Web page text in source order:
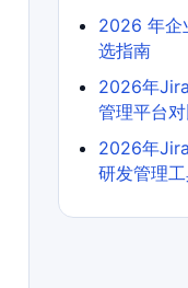
2026 年企
选指南
2026年
管理平台
2026年
研发管理